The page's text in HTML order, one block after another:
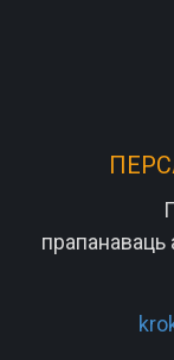
прапанаваць